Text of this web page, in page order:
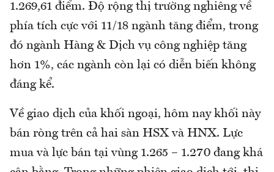
1.269,61 điểm. Độ rộng thị trường nghiêng về
phía tích cực với 11/18 ngành tăng điểm, trong
đó ngành Hàng & Dịch vụ công nghiệp tăng
hơn 1%, các ngành còn lại có diễn biến không
đáng kể.
Về giao dịch của khối ngoại, hôm nay khối này
bán ròng trên cả hai sàn HSX và HNX. Lực
mua và lực bán tại vùng 1.265 – 1.270 đang khá